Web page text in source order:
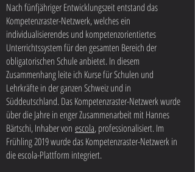
Nach fünfjähriger Entwicklungszeit entstand das
Kompetenzraster-Netzwerk, welches ein
individualisierendes und kompetenzorientiertes
Unterrichtssystem für den gesamten Bereich der
obligatorischen Schule anbietet. In diesem
Zusammenhang leite ich Kurse für Schulen und
Lehrkräfte in der ganzen Schweiz und in
Süddeutschland. Das Kompetenzraster-Netzwerk wurde
über die Jahre in enger Zusammenarbeit mit Hannes
Bärtschi, Inhaber von escola, professionalisiert. Im
Frühling 2019 wurde das Kompetenzraster-Netzwerk in
die escola-Plattform integriert.